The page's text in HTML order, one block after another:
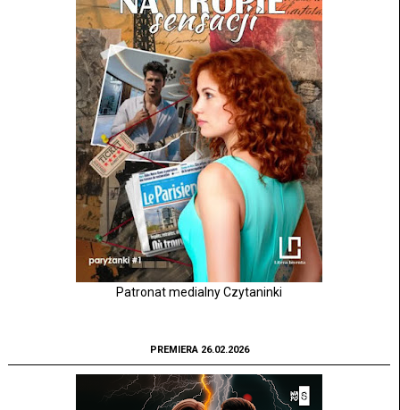
Patronat medialny Czytaninki
PREMIERA 26.02.2026